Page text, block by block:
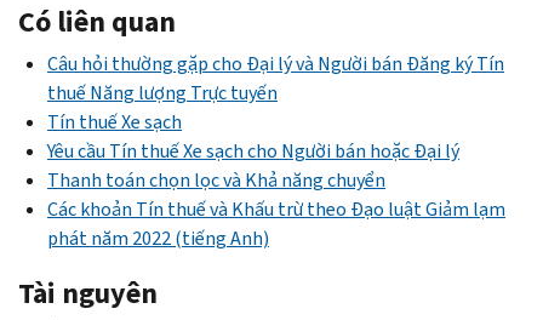
Có liên quan
Câu hỏi thường gặp cho Đại lý và Người bán Đăng ký Tín
thuế Năng lượng Trực tuyến
Tín thuế Xe sạch
Yêu cầu Tín thuế Xe sạch cho Người bán hoặc Đại lý
Thanh toán chọn lọc và Khả năng chuyển
Các khoản Tín thuế và Khấu trừ theo Đạo luật Giảm lạm
phát năm 2022 (tiếng Anh)
Tài nguyên